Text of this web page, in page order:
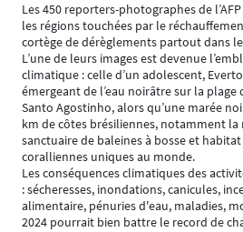
Les 450 reporters-photographes de
les régions touchées par le
cortège de dérèglements partout dans
L’une de leurs images est devenue
climatique : celle d’un adolescent,
émergeant de l’eau noirâtre sur la plage
Santo Agostinho, alors qu’une marée
km de côtes brésiliennes, notamment
sanctuaire de baleines à bosse et
coralliennes uniques au monde.
Les conséquences climatiques des
: sécheresses, inondations, canicules,
alimentaire, pénuries d'eau, maladies,
2024 pourrait bien battre le record de